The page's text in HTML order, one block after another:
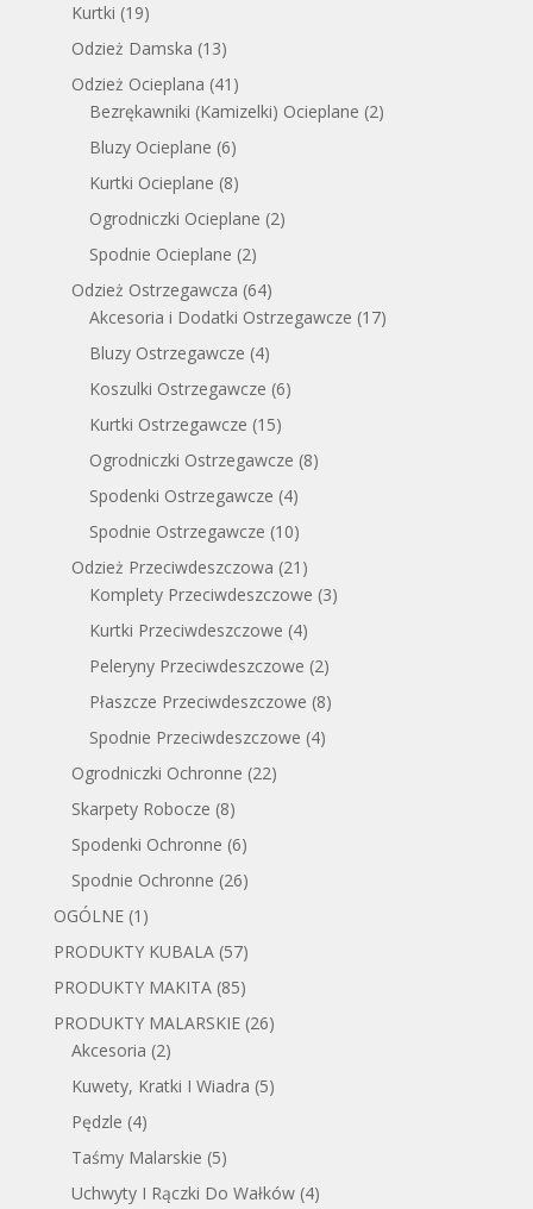
Kurtki (19)
Odzież Damska (13)
Odzież Ocieplana (41)
Bezrękawniki (Kamizelki) Ocieplane (2)
Bluzy Ocieplane (6)
Kurtki Ocieplane (8)
Ogrodniczki Ocieplane (2)
Spodnie Ocieplane (2)
Odzież Ostrzegawcza (64)
Akcesoria i Dodatki Ostrzegawcze (17)
Bluzy Ostrzegawcze (4)
Koszulki Ostrzegawcze (6)
Kurtki Ostrzegawcze (15)
Ogrodniczki Ostrzegawcze (8)
Spodenki Ostrzegawcze (4)
Spodnie Ostrzegawcze (10)
Odzież Przeciwdeszczowa (21)
Komplety Przeciwdeszczowe (3)
Kurtki Przeciwdeszczowe (4)
Peleryny Przeciwdeszczowe (2)
Płaszcze Przeciwdeszczowe (8)
Spodnie Przeciwdeszczowe (4)
Ogrodniczki Ochronne (22)
Skarpety Robocze (8)
Spodenki Ochronne (6)
Spodnie Ochronne (26)
OGÓLNE (1)
PRODUKTY KUBALA (57)
PRODUKTY MAKITA (85)
PRODUKTY MALARSKIE (26)
Akcesoria (2)
Kuwety, Kratki I Wiadra (5)
Pędzle (4)
Taśmy Malarskie (5)
Uchwyty I Rączki Do Wałków (4)